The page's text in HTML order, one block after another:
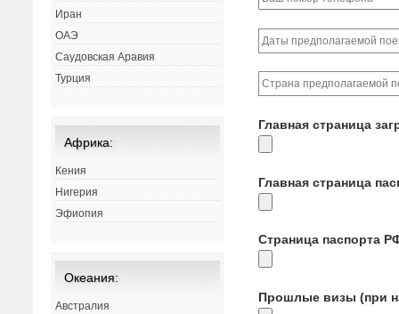
Главная страница
Главная страница
Страница паспорта
Прошлые визы (при
Иран
ОАЭ
Саудовская Аравия
Турция
Африка:
Кения
Нигерия
Эфиопия
Океания:
Австралия